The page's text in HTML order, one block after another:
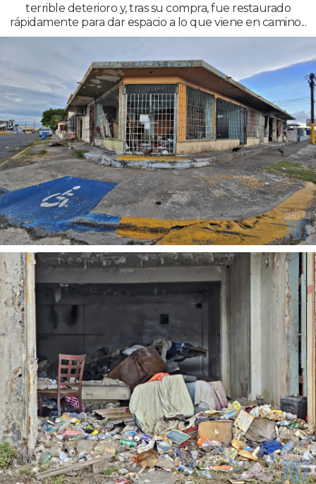
terrible deterioro y, tras su compra, fue restaurado
rápidamente para dar espacio a lo que viene en camino...